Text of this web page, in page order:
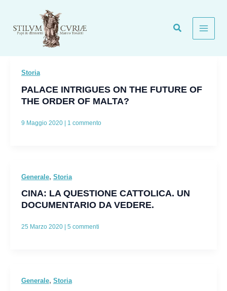
contenuto
Storia
PALACE INTRIGUES ON THE FUTURE OF
THE ORDER OF MALTA?
9 Maggio 2020 | 1 commento
Generale, Storia
CINA: LA QUESTIONE CATTOLICA. UN
DOCUMENTARIO DA VEDERE.
25 Marzo 2020 5 commenti
Generale, Storia